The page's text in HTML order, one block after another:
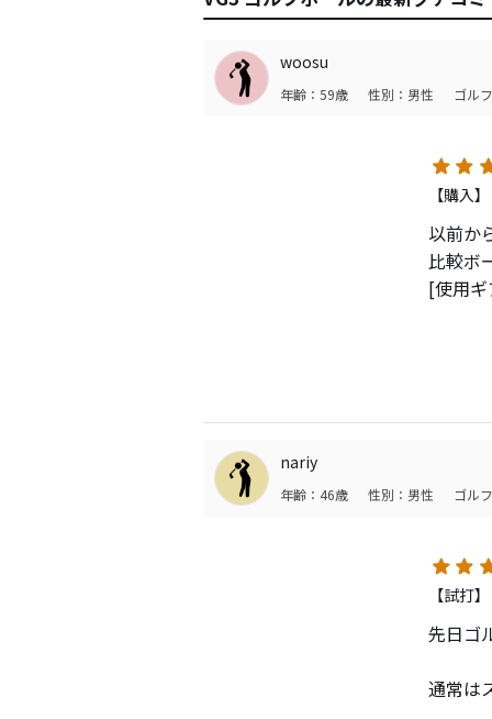
woosu
年齢：59歳 性別：男性 ゴル
【購入】
以前か
比較ボ
[使用
3種類
打感：
○アイ
飛距
です
いまし
nariy
年齢：46歳 性別：男性 ゴル
【試打】
先日ゴ
通常は